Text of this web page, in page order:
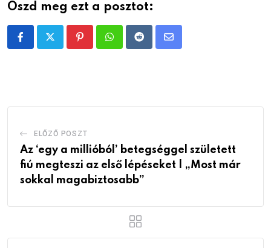
Oszd meg ezt a posztot:
PinterestWhatsappRedditShare
ELŐZŐ POSZT
Az ‘egy a millióból’ betegséggel született
fiú megteszi az első lépéseket | „Most már
sokkal magabiztosabb”